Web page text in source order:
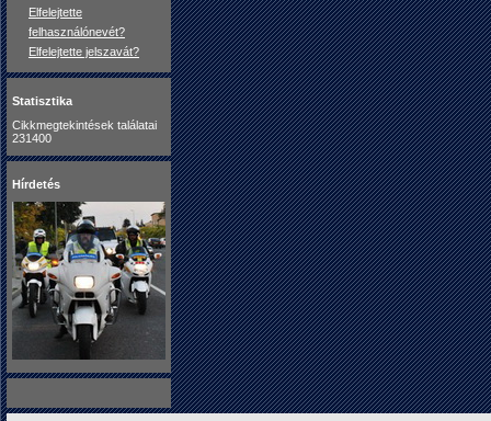
Elfelejtette
felhasználónevét?
Elfelejtette jelszavát?
Statisztika
Cikkmegtekintések találatai
231400
Hírdetés